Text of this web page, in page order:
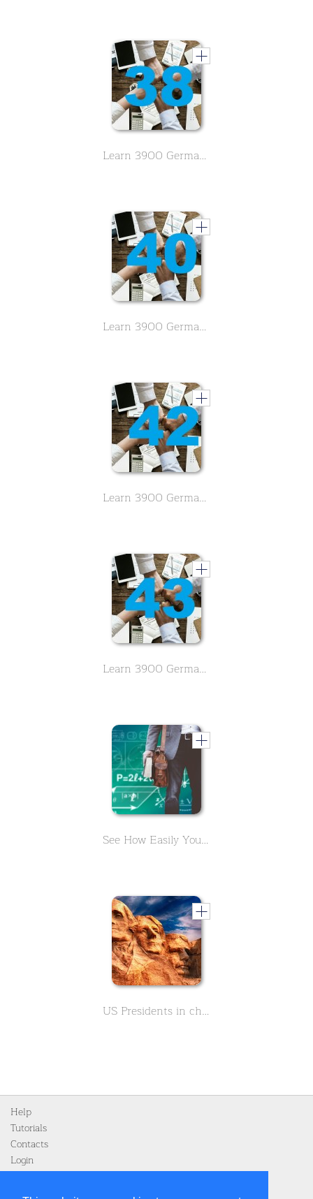
Learn 3900 German vocabulary about business. English meaning is in alphabetical order. - Letter S,T - Part 38
Learn 3900 German vocabulary about business. English meaning is in alphabetical order. - Letter T - Part 40
Learn 3900 German vocabulary about business. English meaning is in alphabetical order. - Letter U,V,W - Part 42
Learn 3900 German vocabulary about business. English meaning is in alphabetical order. - Letter W,X,Y,Z - Part 43
See How Easily You Can Be A Great Online Teacher - The Smart Guide To Teach Better
US Presidents in chronological order
Help
Tutorials
Contacts
Login
Register